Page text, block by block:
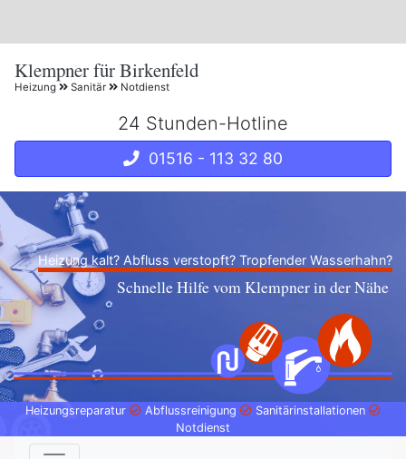
Klempner für Birkenfeld
Heizung Sanitär Notdienst
24 Stunden-Hotline
01516 - 113 32 80
Heizung kalt? Abfluss verstopft? Tropfender Wasserhahn?
Schnelle Hilfe vom Klempner in der Nähe
Heizungsreparatur Abflussreinigung
Sanitärinstallationen
Notdienst